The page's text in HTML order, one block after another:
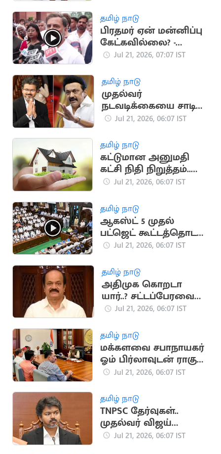
ஆலோசனை
தமிழ் நாடு
பிரதமர் ஏன் மன்னிப்பு
கேட்கவில்லை? -
ராகுல் காந்தி
Jul 21, 2026, 07:07 IST
தமிழ் நாடு
முதல்வர்
நடவடிக்கையை சாடிய
தி இந்து தலையங்கம்..
Jul 21, 2026, 06:07 IST
தமிழ் நாடு
கட்டுமான அனுமதி
கட்சி நிதி நிறுத்தம்..
வீடுகள் விலை
Jul 21, 2026, 06:07 IST
தமிழ் நாடு
ஆகஸ்ட் 5 முதல்
பட்ஜெட் கூட்டத்தொடர்..
சபாநாயகர் அறிவிப்பு
Jul 21, 2026, 06:07 IST
தமிழ் நாடு
அதிமுக கொறடா
யார்..? சட்டப்பேரவை
கூடும்போது அறிவிப்பு
Jul 21, 2026, 06:07 IST
தமிழ் நாடு
மக்களவை சபாநாயகர்
ஓம் பிர்லாவுடன் ராகுல்
காந்தி சந்திப்பு
Jul 21, 2026, 06:07 IST
தமிழ் நாடு
TNPSC தேர்வுகள்..
முதல்வர் விஜய்
ஆலோசனை
Jul 21, 2026, 06:07 IST